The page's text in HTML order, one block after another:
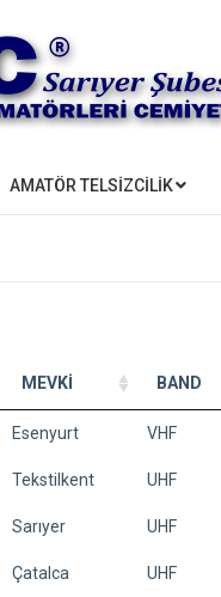
AMATÖR TELSİZCİLİK
MEVKİ BAND
Esenyurt VHF
Tekstilkent UHF
Sarıyer UHF
Çatalca UHF